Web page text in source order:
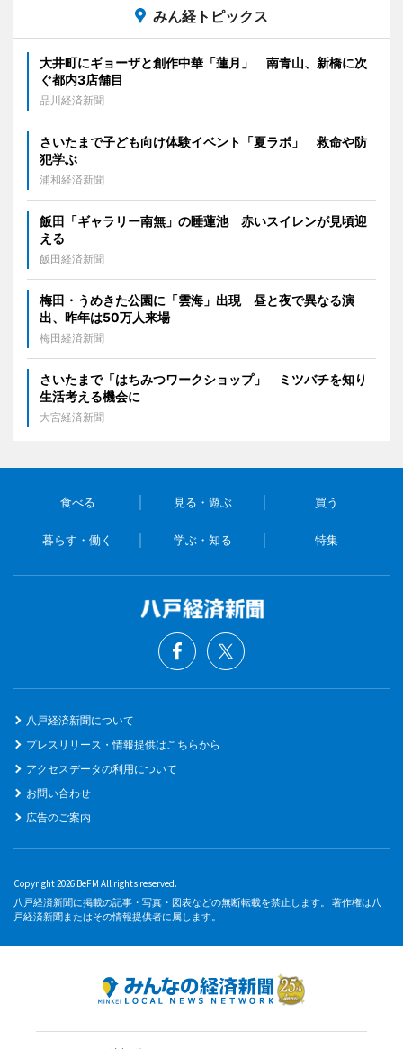
みん経トピックス
大井町にギョーザと創作中華「蓮月」 南青山、新橋に次
ぐ都内3店舗目
品川経済新聞
さいたまで子ども向け体験イベント「夏ラボ」 救命や防
犯学ぶ
浦和経済新聞
飯田「ギャラリー南無」の睡蓮池 赤いスイレンが見頃迎
える
飯田経済新聞
梅田・うめきた公園に「雲海」出現 昼と夜で異なる演
出、昨年は50万人来場
梅田経済新聞
さいたまで「はちみつワークショップ」 ミツバチを知り
生活考える機会に
大宮経済新聞
食べる 見る・遊ぶ 買う
暮らす・働く 学ぶ・知る 特集
八戸経済新聞について
プレスリリース・情報提供はこちらから
アクセスデータの利用について
お問い合わせ
広告のご案内
Copyright 2026 BeFM All rights reserved.
八戸経済新聞に掲載の記事・写真・図表などの無断転載を禁止します。 著作権は八
戸経済新聞またはその情報提供者に属します。